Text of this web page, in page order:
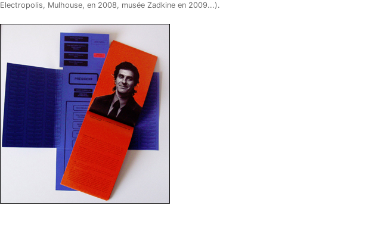
Electropolis, Mulhouse, en 2008, musée Zadkine en 2009...).